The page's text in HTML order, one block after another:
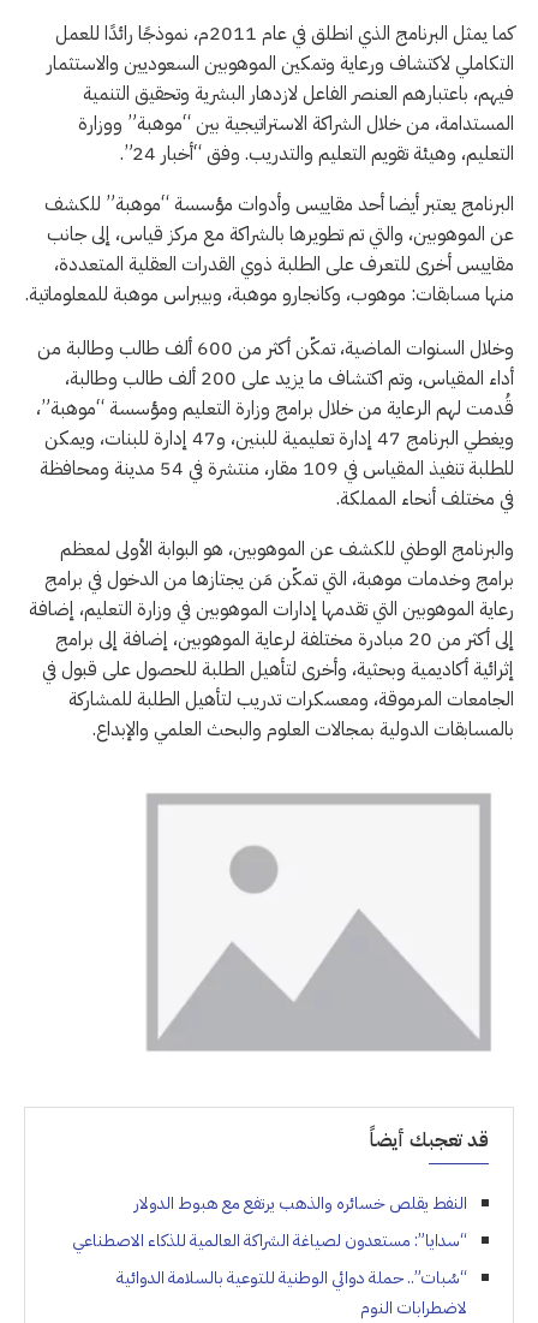
كما يمثل البرنامج الذي انطلق في عام 2011م، نموذجًا رائدًا للعمل
التكاملي لاكتشاف ورعاية وتمكين الموهوبين السعوديين والاستثمار
فيهم، باعتبارهم العنصر الفاعل لازدهار البشرية وتحقيق التنمية
المستدامة، من خلال الشراكة الاستراتيجية بين “موهبة” ووزارة
التعليم، وهيئة تقويم التعليم والتدريب. وفق “أخبار 24”.
البرنامج يعتبر أيضا أحد مقاييس وأدوات مؤسسة “موهبة” للكشف
عن الموهوبين، والتي تم تطويرها بالشراكة مع مركز قياس، إلى جانب
مقاييس أخرى للتعرف على الطلبة ذوي القدرات العقلية المتعددة،
منها مسابقات: موهوب، وكانجارو موهبة، وبيبراس موهبة للمعلوماتية.
وخلال السنوات الماضية، تمكّن أكثر من 600 ألف طالب وطالبة من
أداء المقياس، وتم اكتشاف ما يزيد على 200 ألف طالب وطالبة،
قُدمت لهم الرعاية من خلال برامج وزارة التعليم ومؤسسة “موهبة”،
ويغطي البرنامج 47 إدارة تعليمية للبنين، و47 إدارة للبنات، ويمكن
للطلبة تنفيذ المقياس في 109 مقار، منتشرة في 54 مدينة ومحافظة
في مختلف أنحاء المملكة.
والبرنامج الوطني للكشف عن الموهوبين، هو البوابة الأولى لمعظم
برامج وخدمات موهبة، التي تمكّن مَن يجتازها من الدخول في برامج
رعاية الموهوبين التي تقدمها إدارات الموهوبين في وزارة التعليم، إضافة
إلى أكثر من 20 مبادرة مختلفة لرعاية الموهوبين، إضافة إلى برامج
إثرائية أكاديمية وبحثية، وأخرى لتأهيل الطلبة للحصول على قبول في
الجامعات المرموقة، ومعسكرات تدريب لتأهيل الطلبة للمشاركة
بالمسابقات الدولية بمجالات العلوم والبحث العلمي والإبداع.
قد تعجبك أيضاً
النفط يقلص خسائره والذهب يرتفع مع هبوط الدولار
“سدايا”: مستعدون لصياغة الشراكة العالمية للذكاء الاصطناعي
“سُبات”.. حملة دوائي الوطنية للتوعية بالسلامة الدوائية
لاضطرابات النوم